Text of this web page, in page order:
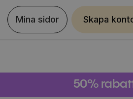
Mina sidor Skapa
50%